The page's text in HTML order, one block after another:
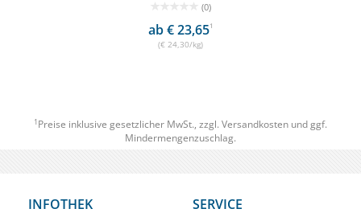
(0)
ab € 23,651
(€ 24,30/kg)
1 Preise inklusive gesetzlicher MwSt., zzgl. Versandkosten und ggf.
Mindermengenzuschlag.
INFOTHEK SERVICE